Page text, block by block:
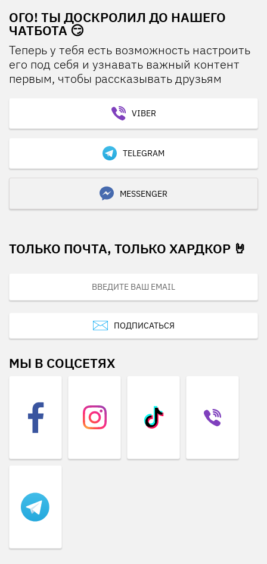
ОГО! ТЫ ДОСКРОЛИЛ ДО НАШЕГО
ЧАТБОТА 😏
Теперь у тебя есть возможность настроить
его под себя и узнавать важный контент
первым, чтобы рассказывать друзьям
VIBER
TELEGRAM
MESSENGER
ТОЛЬКО ПОЧТА, ТОЛЬКО ХАРДКОР 🤘
ПОДПИСАТЬСЯ
МЫ В СОЦСЕТЯХ